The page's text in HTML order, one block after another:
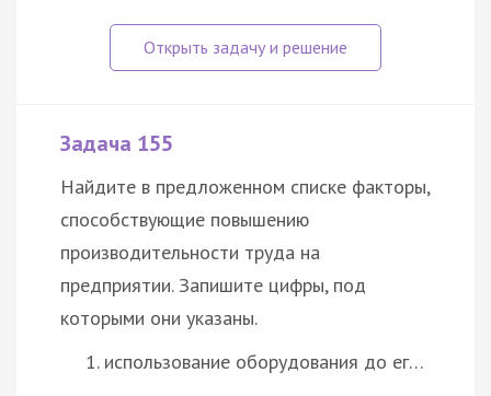
Задача 155
Найдите в предложенном списке факторы,
способствующие повышению
производительности труда на
предприятии. Запишите цифры, под
которыми они указаны.
использование оборудования до ег…